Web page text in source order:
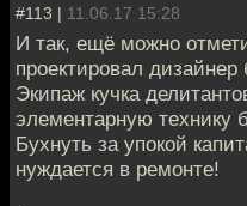
#113 | 11.06.17 15:28
И так, ещё можно
проектировал
Экипаж кучка
элементарную технику
Бухнуть за упокой
нуждается в ремонте!